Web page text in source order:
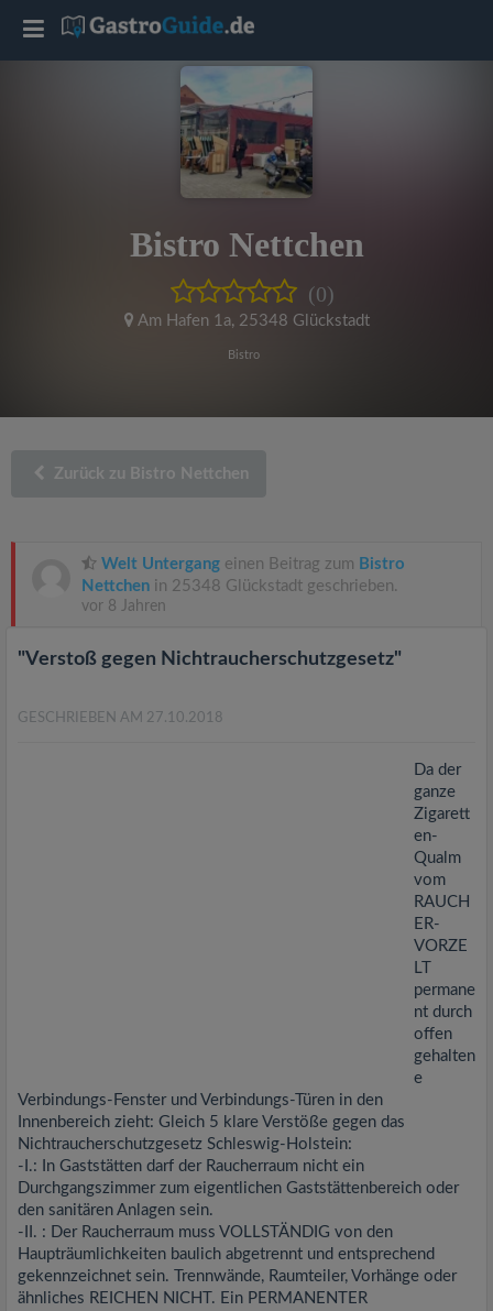
Bistro Nettchen
(0)
Am Hafen 1a, 25348 Glückstadt
Bistro
Zurück zu Bistro Nettchen
Welt Untergang einen Beitrag zum Bistro
Nettchen in 25348 Glückstadt geschrieben.
vor 8 Jahren
"Verstoß gegen Nichtraucherschutzgesetz"
GESCHRIEBEN AM 27.10.2018
Da der
ganze
Zigarett
en-
Qualm
vom
RAUCH
ER-
VORZE
LT
permane
nt durch
offen
gehalten
e
Verbindungs-Fenster und Verbindungs-Türen in den
Innenbereich zieht: Gleich 5 klare Verstöße gegen das
Nichtraucherschutzgesetz Schleswig-Holstein:
-I.: In Gaststätten darf der Raucherraum nicht ein
Durchgangszimmer zum eigentlichen Gaststättenbereich oder
den sanitären Anlagen sein.
-II. : Der Raucherraum muss VOLLSTÄNDIG von den
Haupträumlichkeiten baulich abgetrennt und entsprechend
gekennzeichnet sein. Trennwände, Raumteiler, Vorhänge oder
ähnliches REICHEN NICHT. Ein PERMANENTER
T
a
t